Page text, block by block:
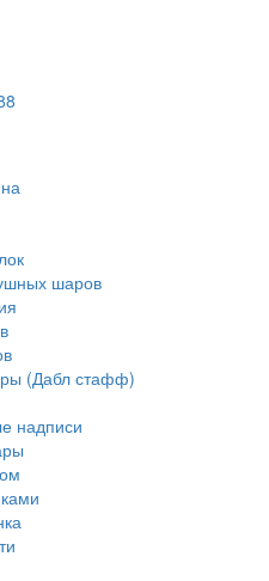
шаров
(Дабл стафф)
надписи